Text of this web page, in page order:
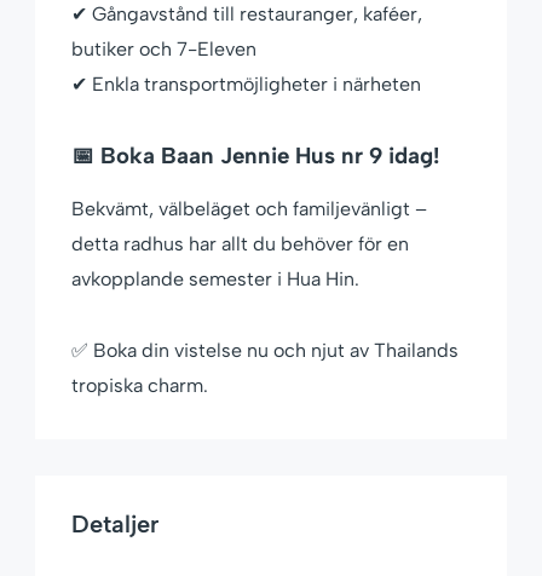
✔ Gångavstånd till restauranger, kaféer,
butiker och 7-Eleven
✔ Enkla transportmöjligheter i närheten
📅 Boka Baan Jennie Hus nr 9 idag!
Bekvämt, välbeläget och familjevänligt –
detta radhus har allt du behöver för en
avkopplande semester i Hua Hin.
✅ Boka din vistelse nu och njut av Thailands
tropiska charm.
Detaljer